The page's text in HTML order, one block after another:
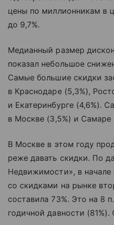
цены по миллионникам в
до 9,7%.
Медианный размер
показал небольшое
Самые большие скидки
в Краснодаре (5,3%),
и Екатеринбурге (4,6%).
в Москве (3,5%) и Самаре
В Москве в этом году
реже давать скидки. По
Недвижимости», в начале
со скидками на рынке
составила 73%. Это на 8
годичной давности